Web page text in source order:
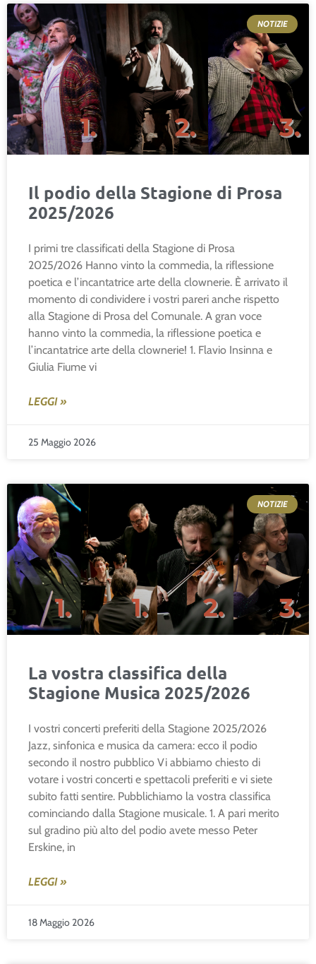
NOTIZIE
Il podio della Stagione di Prosa
2025/2026
I primi tre classificati della Stagione di Prosa
2025/2026 Hanno vinto la commedia, la riflessione
poetica e l’incantatrice arte della clownerie. È arrivato il
momento di condividere i vostri pareri anche rispetto
alla Stagione di Prosa del Comunale. A gran voce
hanno vinto la commedia, la riflessione poetica e
l’incantatrice arte della clownerie! 1. Flavio Insinna e
Giulia Fiume vi
LEGGI »
25 Maggio 2026
NOTIZIE
La vostra classifica della
Stagione Musica 2025/2026
I vostri concerti preferiti della Stagione 2025/2026
Jazz, sinfonica e musica da camera: ecco il podio
secondo il nostro pubblico Vi abbiamo chiesto di
votare i vostri concerti e spettacoli preferiti e vi siete
subito fatti sentire. Pubblichiamo la vostra classifica
cominciando dalla Stagione musicale. 1. A pari merito
sul gradino più alto del podio avete messo Peter
Erskine, in
LEGGI »
18 Maggio 2026